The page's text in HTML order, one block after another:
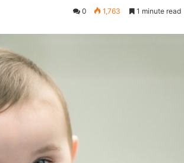
0 1,763 1 minute read